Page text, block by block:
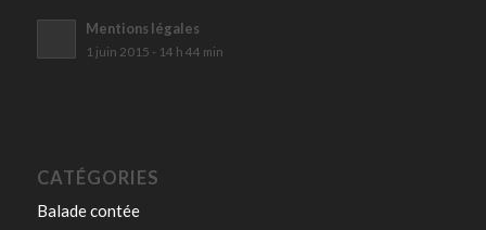
Mentions légales
1 juin 2015 - 14 h 44 min
CATÉGORIES
Balade contée